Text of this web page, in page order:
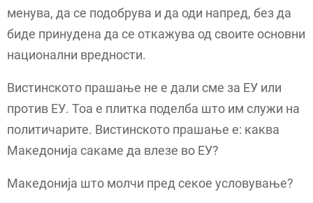
менува, да се подобрува и да оди напред, без да
биде принудена да се откажува од своите основни
национални вредности.
Вистинското прашање не е дали сме за ЕУ или
против ЕУ. Тоа е плитка поделба што им служи на
политичарите. Вистинското прашање е: каква
Македонија сакаме да влезе во ЕУ?
Македонија што молчи пред секое условување?